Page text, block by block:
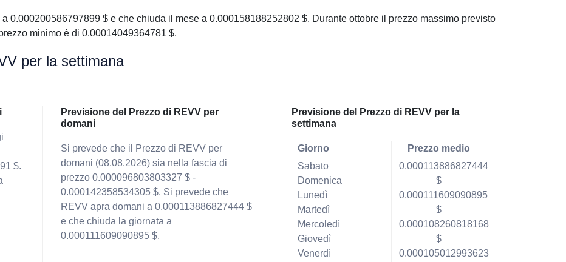
0.000200586797899 $ e che chiuda il mese a 0.000158188252802 $. Durante ottobre il prezzo massimo previsto
minimo è di 0.00014049364781 $.
per la settimana
$.
Previsione del Prezzo di REVV per
domani
Si prevede che il Prezzo di REVV per
domani (08.08.2026) sia nella fascia di
prezzo 0.000096803803327 $ -
0.000142358534305 $. Si prevede che
REVV apra domani a 0.000113886827444 $
e che chiuda la giornata a
0.000111609090895 $.
Previsione del Prezzo di REVV per la
settimana
Giorno
Sabato
Domenica
Lunedì
Martedì
Mercoledì
Giovedì
Venerdì
Prezzo medio
0.000113886827444
$
0.000111609090895
$
0.000108260818168
$
0.000105012993623